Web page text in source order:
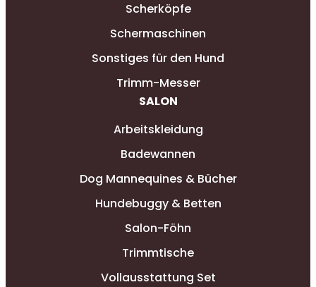
Scherköpfe
Schermaschinen
Sonstiges für den Hund
Trimm-Messer
SALON
Arbeitskleidung
Badewannen
Dog Mannequines & Bücher
Hundebuggy & Betten
Salon-Föhn
Trimmtische
Vollausstattung Set